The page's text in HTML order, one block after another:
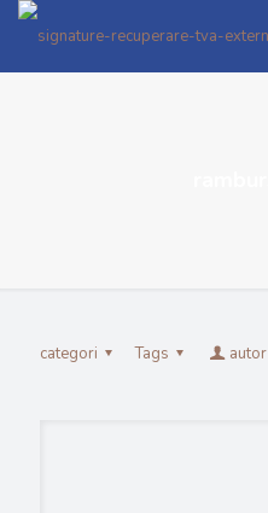
categori Tags autor